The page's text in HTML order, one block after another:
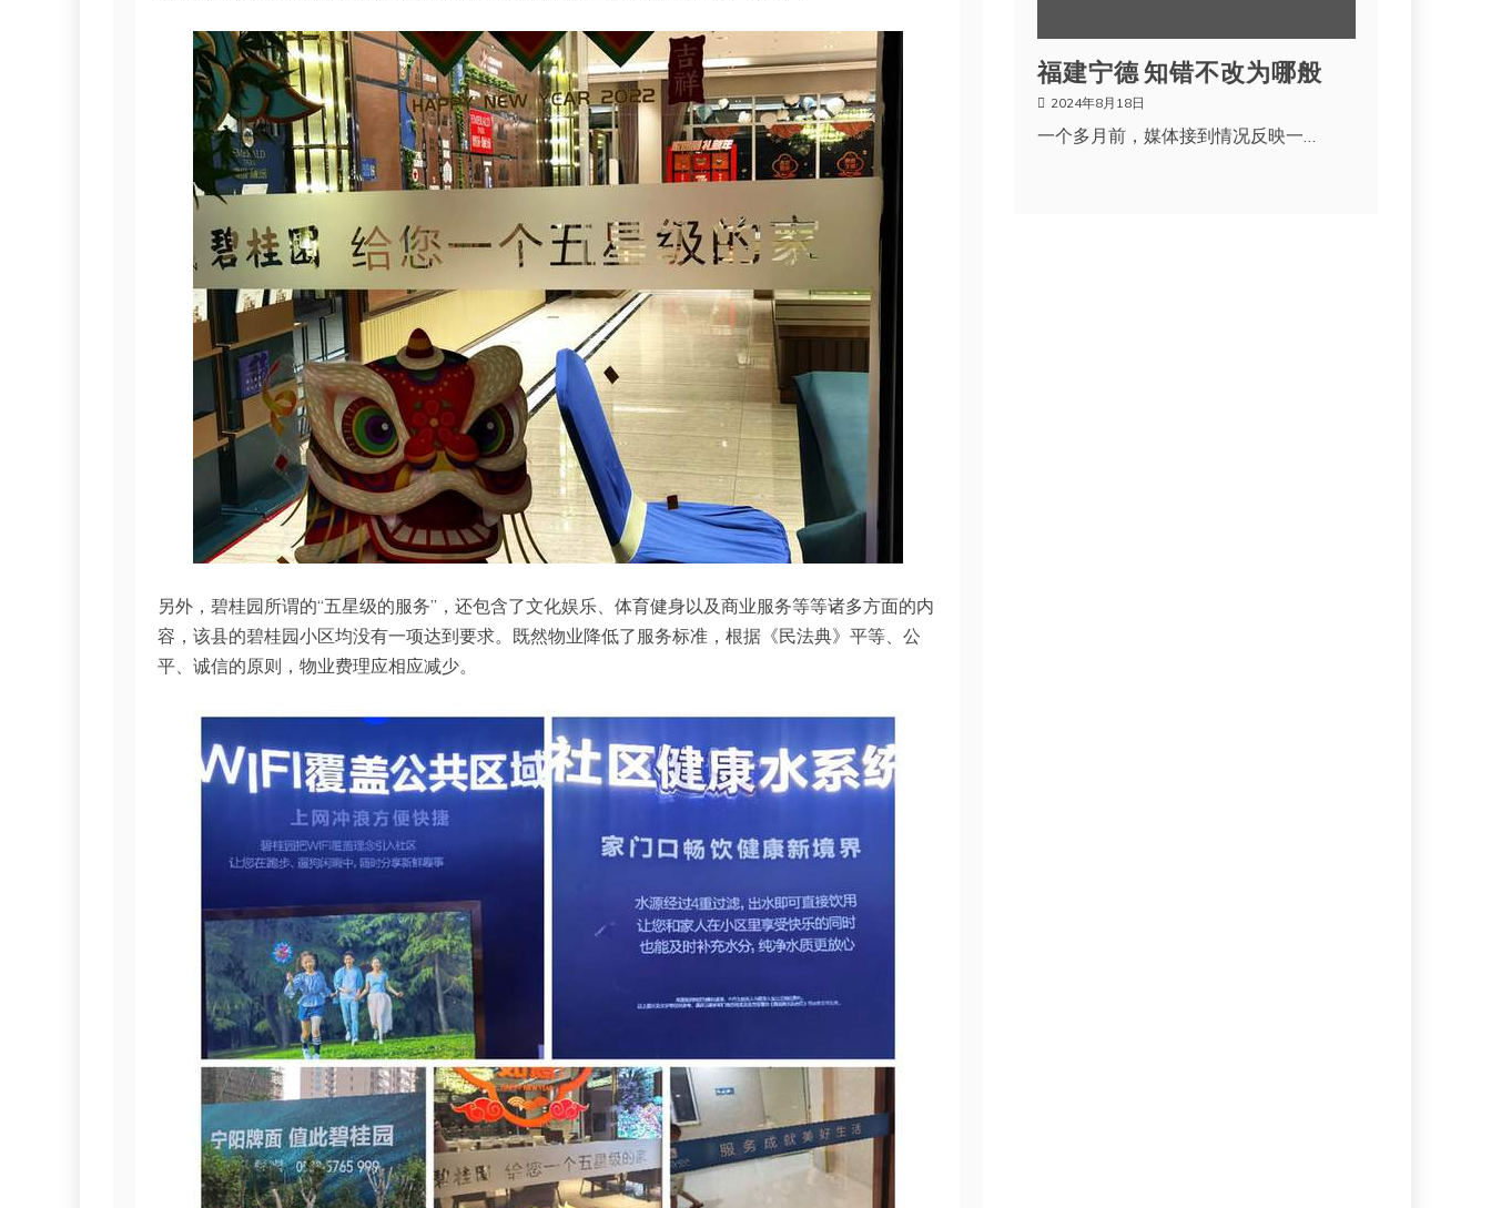
另外，碧桂园所谓的“五星级的服务”，还包含了文化娱乐、体育健身以及商业服务等等诸多方面的内
容，该县的碧桂园小区均没有一项达到要求。既然物业降低了服务标准，根据《民法典》平等、公
平、诚信的原则，物业费理应相应减少。
福建宁德 知错不改为哪般
2024年8月18日
一个多月前，媒体接到情况反映一…